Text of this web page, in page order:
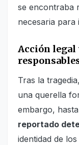
se encontraba
necesaria para
Acción legal
Tras la
una querella
embargo,
reportado
identidad de